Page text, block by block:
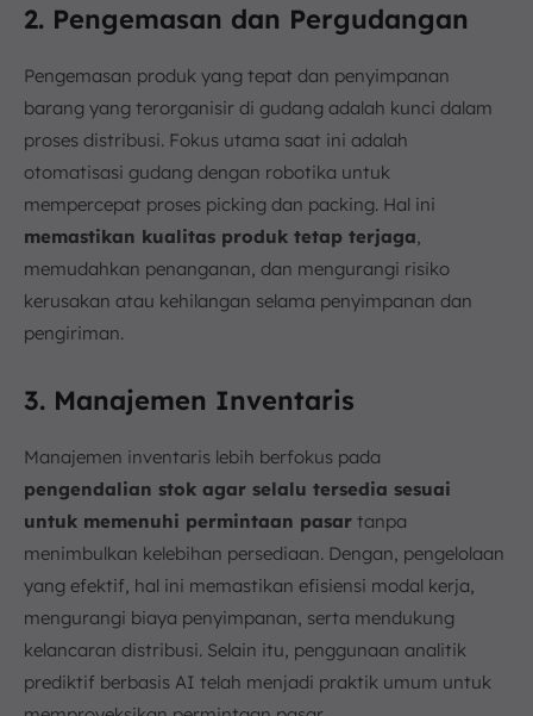
2. Pengemasan dan Pergudangan
Pengemasan produk yang tepat dan penyimpanan
barang yang terorganisir di gudang adalah kunci dalam
proses distribusi. Fokus utama saat ini adalah
otomatisasi gudang dengan robotika untuk
mempercepat proses picking dan packing. Hal ini
memastikan kualitas produk tetap terjaga
memudahkan penanganan, dan mengurangi risiko
kerusakan atau kehilangan selama penyimpanan dan
pengiriman.
3. Manajemen Inventaris
Manajemen inventaris lebih berfokus pada
pengendalian stok agar selalu tersedia sesuai
untuk memenuhi permintaan pasar tanpa
menimbulkan kelebihan persediaan. Dengan, pengelolaan
yang efektif, hal ini memastikan efisiensi modal kerja,
mengurangi biaya penyimpanan, serta mendukung
kelancaran distribusi. Selain itu, penggunaan analitik
prediktif berbasis AI telah menjadi praktik umum untuk